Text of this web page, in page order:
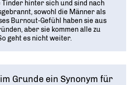
Tinder hinter sich und sind nach
sowohl die Männer als
Burnout-Gefühl haben sie aus
aber sie kommen alle zu
geht es nicht weiter.
Grunde ein Synonym für